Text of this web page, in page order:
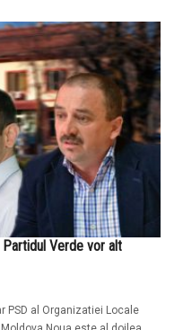
Partidul Verde vor alt
PSD al Organizatiei Locale